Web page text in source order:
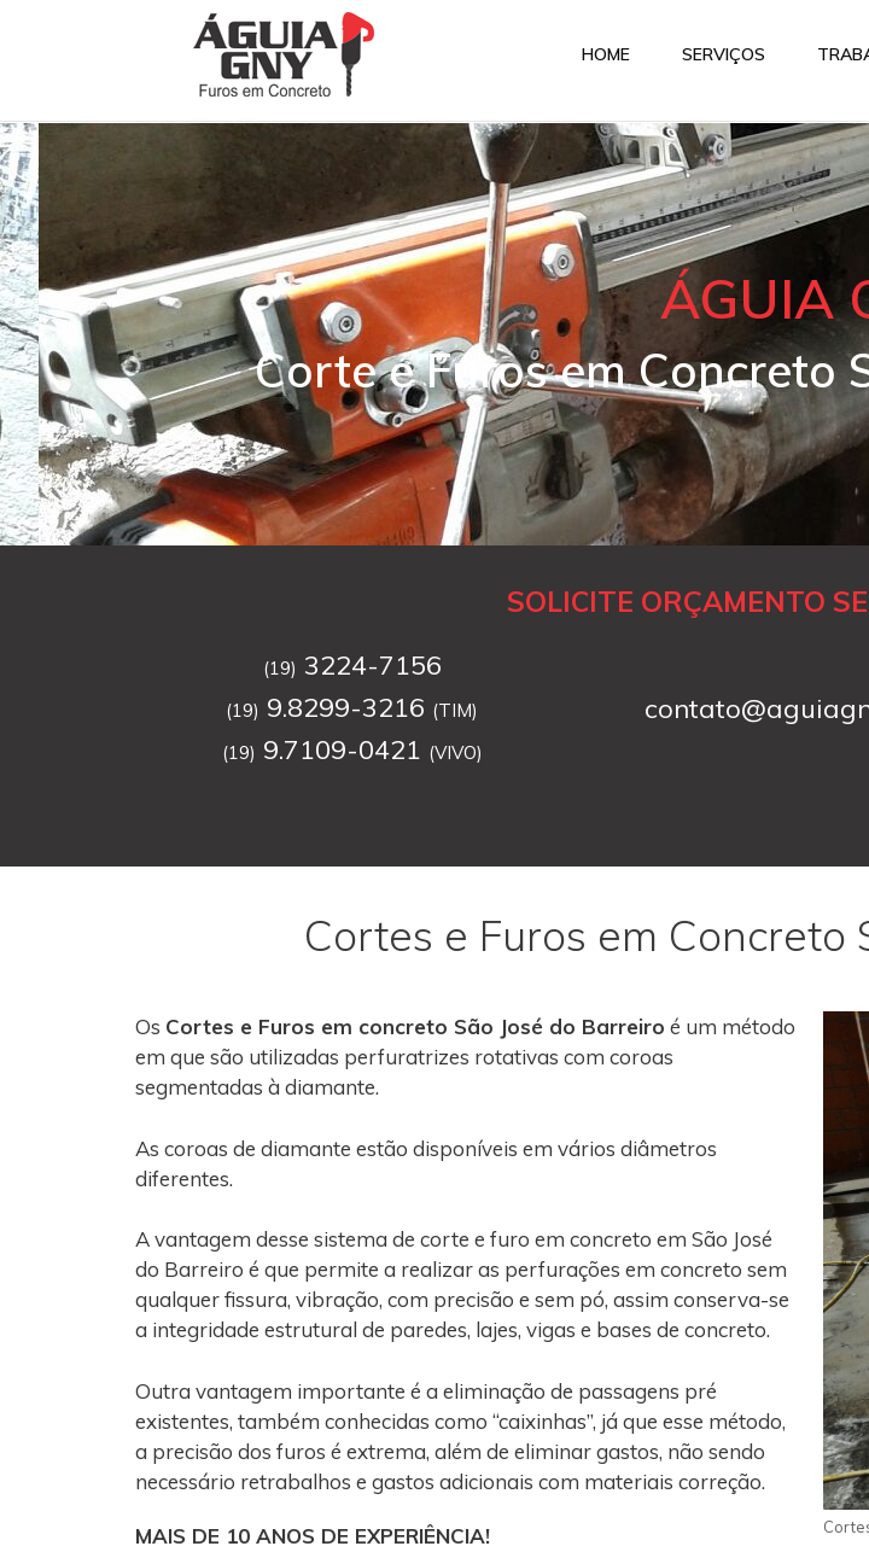
HOME SERVIÇOS
ÁGUIA
Corte e Furos em Concreto
SOLICITE ORÇAMENTO
(19) 3224-7156
(19) 9.8299-3216 (TIM)
(19) 9.7109-0421 (VIVO)
Cortes e Furos em Concreto
Os Cortes e Furos em concreto São José do Barreiro é um método
em que são utilizadas perfuratrizes rotativas com coroas
segmentadas à diamante.
As coroas de diamante estão disponíveis em vários diâmetros
diferentes.
A vantagem desse sistema de corte e furo em concreto em São José
do Barreiro é que permite a realizar as perfurações em concreto sem
qualquer fissura, vibração, com precisão e sem pó, assim conserva-se
a integridade estrutural de paredes, lajes, vigas e bases de concreto.
Outra vantagem importante é a eliminação de passagens pré
existentes, também conhecidas como “caixinhas”, já que esse método,
a precisão dos furos é extrema, além de eliminar gastos, não sendo
necessário retrabalhos e gastos adicionais com materiais correção.
MAIS DE 10 ANOS DE EXPERIÊNCIA!